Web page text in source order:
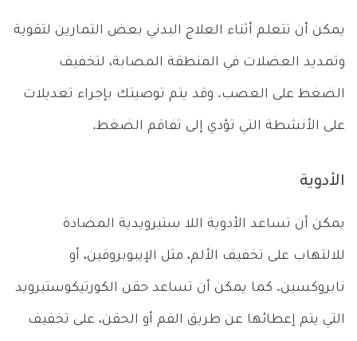
يمكن أن تتعلم أثناء العلاج البدني بعض التمارين لتقوية
وتمديد العضلات في المنطقة المصابة، لتخفيف
الضغط على العصب. وقد يتم توصيتك بإجراء تعديلات
على الأنشطة التي تؤدي إلى تفاقم الضغط.
الأدوية
يمكن أن تساعد الأدوية اللا ستيرويدية المضادة
للالتهاب على تخفيف الألم، مثل الإيبوبروفين، أو
نابروكسين. كما يمكن أن تساعد حقن الكورتيكوستيرويد
التي يتم إعطائها عن طريق الفم أو الحقن، على تخفيف